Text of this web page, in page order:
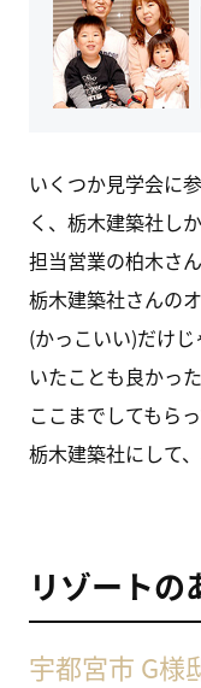
いくつか見学会に
く、栃木建築社し
担当営業の柏木さ
栃木建築社さんの
(かっこいい)だけ
いたことも良かった
ここまでしてもら
栃木建築社にして
リゾートの
宇都宮市 G様